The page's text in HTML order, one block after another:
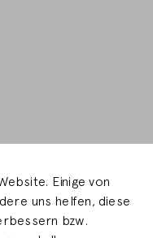
Einige von
uns helfen, diese
bzw.